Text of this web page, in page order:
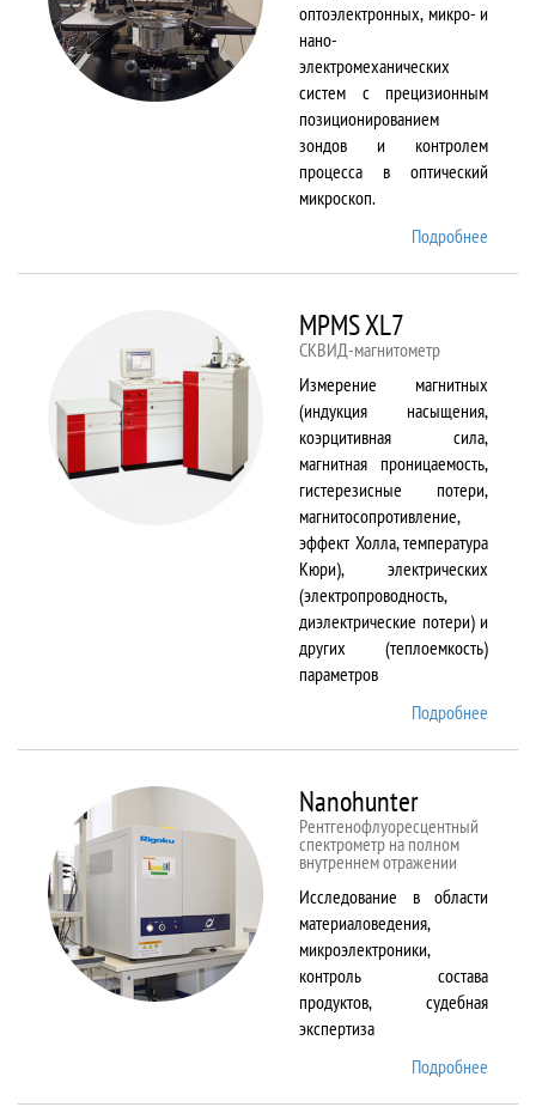
оптоэлектронных, микро- и
нано-
электромеханических
систем с прецизионным
позиционированием
зондов и контролем
процесса в оптический
микроскоп.
Подробнее
MPMS XL7
СКВИД-магнитометр
Измерение магнитных
(индукция насыщения,
коэрцитивная сила,
магнитная проницаемость,
гистерезисные потери,
магнитосопротивление,
эффект Холла, температура
Кюри), электрических
(электропроводность,
диэлектрические потери) и
других (теплоемкость)
параметров
Подробнее
Nanohunter
Рентгенофлуоресцентный
спектрометр на полном
внутреннем отражении
Исследование в области
материаловедения,
микроэлектроники,
контроль состава
продуктов, судебная
экспертиза
Подробнее